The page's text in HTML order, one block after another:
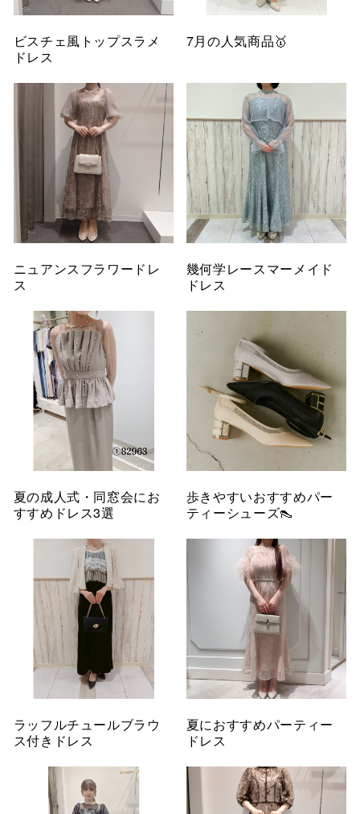
ビスチェ風トップスラメ
ドレス
7月の人気商品🥇
ニュアンスフラワードレ
ス
幾何学レースマーメイド
ドレス
夏の成人式・同窓会にお
すすめドレス3選
歩きやすいおすすめパー
ティーシューズ👠
ラッフルチュールブラウ
ス付きドレス
夏におすすめパーティー
ドレス